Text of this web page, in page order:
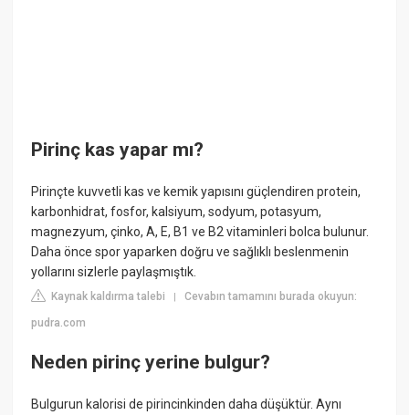
Pirinç kas yapar mı?
Pirinçte kuvvetli kas ve kemik yapısını güçlendiren protein,
karbonhidrat, fosfor, kalsiyum, sodyum, potasyum,
magnezyum, çinko, A, E, B1 ve B2 vitaminleri bolca bulunur.
Daha önce spor yaparken doğru ve sağlıklı beslenmenin
yollarını sizlerle paylaşmıştık.
Kaynak kaldırma talebi |Cevabın tamamını burada okuyun:
pudra.com
Neden pirinç yerine bulgur?
Bulgurun kalorisi de pirincinkinden daha düşüktür. Aynı